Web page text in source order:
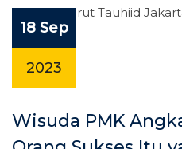
Masjid Daarut Tauhiid
18 Sep
2023
Wisuda PMK